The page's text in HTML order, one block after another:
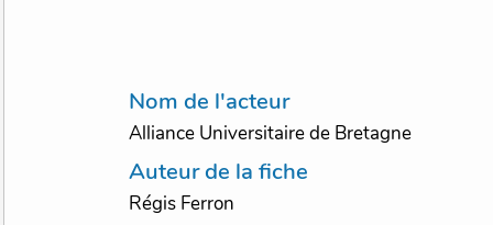
Nom de l'acteur
Alliance Universitaire de Bretagne
Auteur de la fiche
Régis Ferron